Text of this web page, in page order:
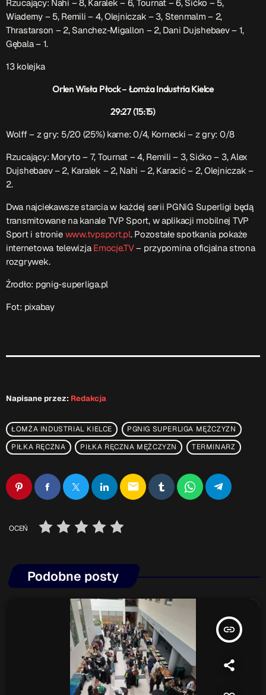
Rzucający: Nahi – 8, Karalek – 6, Tournat – 6, Sićko – 5,
Wiaderny – 5, Remili – 4, Olejniczak – 3, Stenmalm – 2,
Thrastarson – 2, Sanchez-Migallon – 2, Dani Dujshebaev – 1,
Gębala – 1.
13 kolejka
Orlen Wisła Płock – Łomża Industria Kielce
29:27 (15:15)
Wolff – z gry: 5/20 (25%) karne: 0/4, Kornecki – z gry: 0/8
Rzucający: Moryto – 7, Tournat – 4, Remili – 3, Sićko – 3, Alex
Dujshebaev– 2, Karalek – 2, Nahi – 2, Karacić – 2, Olejniczak –
2.
Dwa najciekawsze starcia w każdej serii PGNiG Superligi będą
transmitowane na kanale TVP Sport, w aplikacji mobilnej TVP
Sport i stronie www.tvpsport.pl. Pozostałe spotkania pokaże
internetowa telewizja Emocje.TV– przypomina oficjalna strona
rozgrywek.
Źrodło: pgnig-superliga.pl
Fot: pixabay
Napisane przez: Redakcja
ŁOMŻA INDUSTRIAL KIELCE
PGNIG SUPERLIGA MĘŻCZYZN
PIŁKA RĘCZNA
PIŁKA RĘCZNA MĘŻCZYZN TERMINARZ
email
OCEŃ
Podobne posty
insert_link